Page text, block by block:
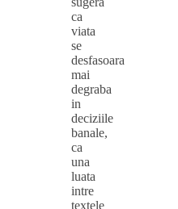
ca
viata
se
desfasoara
mai
degraba
in
deciziile
banale,
ca
una
luata
intre
textele